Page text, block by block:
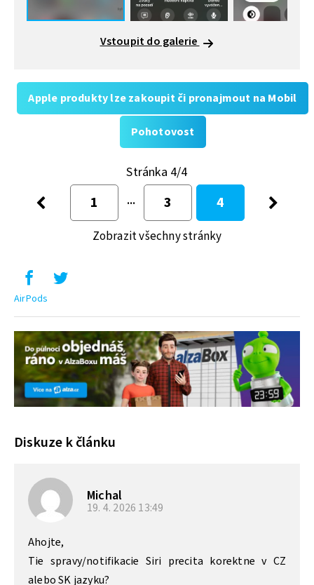
Vstoupit do galerie
Apple produkty lze zakoupit či pronajmout na Mobil
Pohotovost
1 3 4
Stránka 4/4
Zobrazit všechny stránky
AirPods
Diskuze k článku
Michal
19. 4. 2026 13:49
Ahojte,
Tie spravy/notifikacie Siri precita korektne v CZ
alebo SK jazyku?